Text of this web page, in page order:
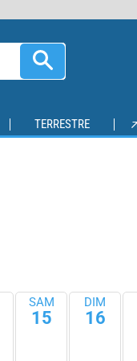
TERRESTRE
SAM
15
DIM
16